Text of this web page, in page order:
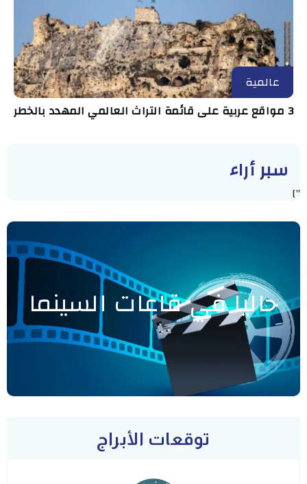
عالمية
3 مواقع عربية على قائمة التراث العالمي المهدد بالخطر
سبر أراء
"]
حاليا في قاعات السينما
توقعات الأبراج